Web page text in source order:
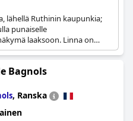
lähellä Ruthinin kaupunkia;
punaiselle
laaksoon. Linna on
kertaa omistajaa, ja se
ja hyökkäyksistä Walesin
kansainvälisenä
vaikeasti määriteltävien
vuonna 1950. 1960-
kertaa se avattiin hotelliksi ja
Bagnols
, Ranska